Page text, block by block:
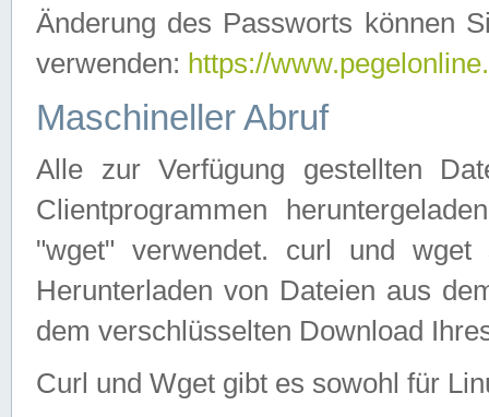
Änderung des Passworts können
verwenden: https://
Maschineller Abruf
Alle zur Verfügung gestellten
Clientprogrammen
"wget" verwendet. curl und wget
Herunterladen von Dateien aus
dem verschlüsselten Download
Curl und Wget gibt es sowohl für